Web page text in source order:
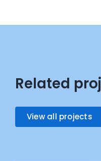
Related
View all projects